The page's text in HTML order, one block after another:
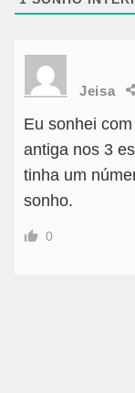
Jeisa
Eu sonhei
antiga nos 3
tinha um
sonho.
0